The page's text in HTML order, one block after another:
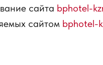
сайта bphotel-
сайтом bphotel-